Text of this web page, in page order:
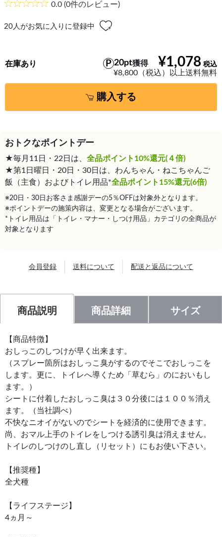
0.0 (0件のレビュー)
20 人がお気に入りに登録中
¥1,078
20pt獲得
¥8,800（税込）以上送料無料
在庫あり
購入する
おトクなポイントデー
★毎月11日・22日は、 全品ポイント10%還元(４倍)
★第1日曜日・20日・30日は、わんちゃん・ねこちゃんご
飯（主食）およびトイレ用品*全品ポイント15%還元(6倍)
※20日・30日お客さま感謝デーの5％OFFは対象外となります。
※ポイントデーの施策内容は、変更となる場合がございます。
*トイレ用品は「トイレ・マナー・しつけ用品」カテゴリの全商品が
対象となります
会員登録 送料について 配送と返品について
商品説明 商品詳細 サイズ
【商品特徴】
おしっこのしつけが早く出来ます。
（スプレー箇所はおしっこ臭がするのでそこでおしっこを
します。更に、トイレへ導くため「草むら」のにおいもし
ます。）
シートに付着したおしっこ臭は３０分後には１００％消え
ます。（当社調べ）
不快なニオイがないのでシートを経済的に使用できます。
尚、おマル上手のトイレをしつける誘引臭は消えません。
トイレのしつけのし直し（リセット）にもお使い下さい。
【推奨種】
全犬種
【ライフステージ】
4ヵ月～